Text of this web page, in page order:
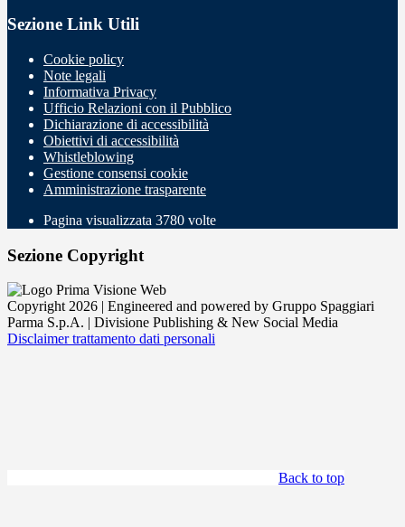
Sezione Link Utili
Cookie policy
Note legali
Informativa Privacy
Ufficio Relazioni con il Pubblico
Dichiarazione di accessibilità
Obiettivi di accessibilità
Whistleblowing
Gestione consensi cookie
Amministrazione trasparente
Pagina visualizzata 3780 volte
Sezione Copyright
Copyright 2026 | Engineered and powered by Gruppo Spaggiari
Parma S.p.A. | Divisione Publishing & New Social Media
Disclaimer trattamento dati personali
Back to top